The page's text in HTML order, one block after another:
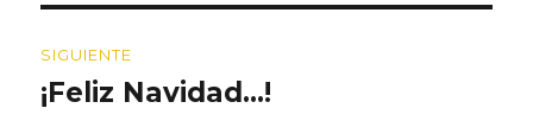
SIGUIENTE
Entrada
¡Feliz Navidad…!